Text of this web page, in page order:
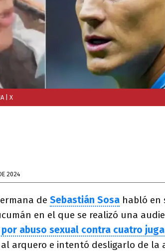
| X
2024
de Sebastián Sosa habló en
en el que se realizó una
por abuso sexual contra cuatro
arquero e intentó desligarlo de la